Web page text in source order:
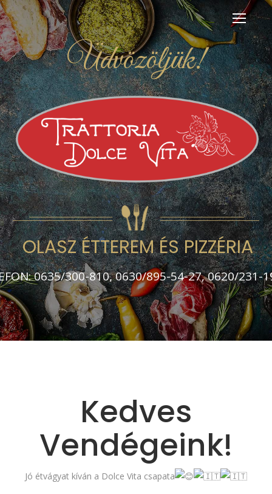
Üdvözöljük!
OLASZ ÉTTEREM ÉS PIZZÉRIA
0635/300-810, 0630/895-54-27, 0620/231-
Kedves
Vendégeink!
Jó étvágyat kíván a Dolce Vita csapata